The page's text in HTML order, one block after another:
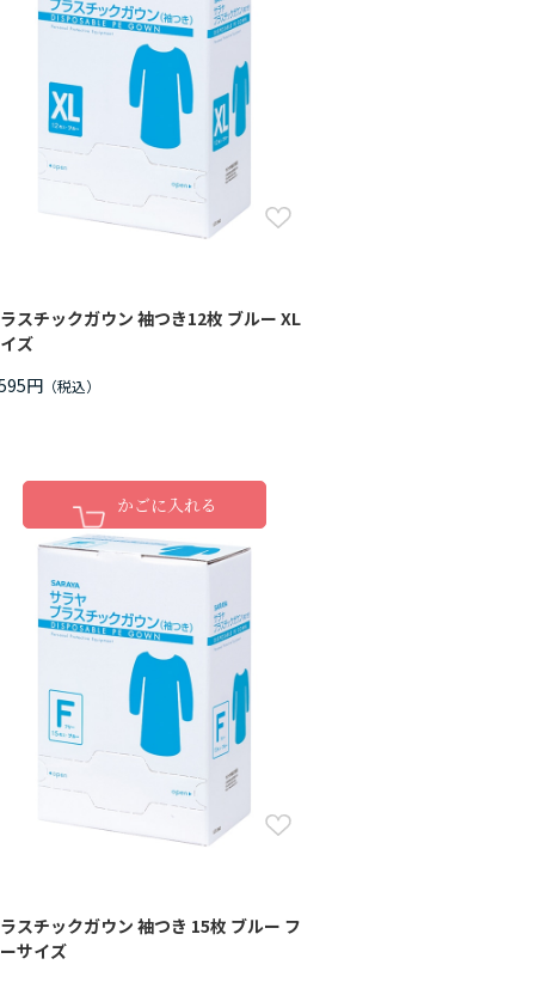
スチックガウン 袖つき12枚 ブルー XL
ズ
円
かごに入れる
スチックガウン 袖つき 15枚 ブルー フ
サイズ